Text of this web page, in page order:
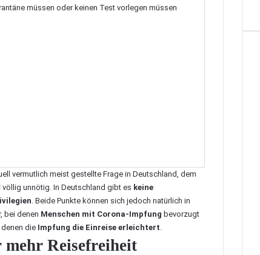
müssen oder keinen Test vorlegen müssen
vermutlich meist gestellte Frage in Deutschland, dem
unnötig. In Deutschland gibt es keine
. Beide Punkte können sich jedoch natürlich in
bei denen Menschen mit Corona-Impfung bevorzugt
die Impfung die Einreise erleichtert.
Reisefreiheit